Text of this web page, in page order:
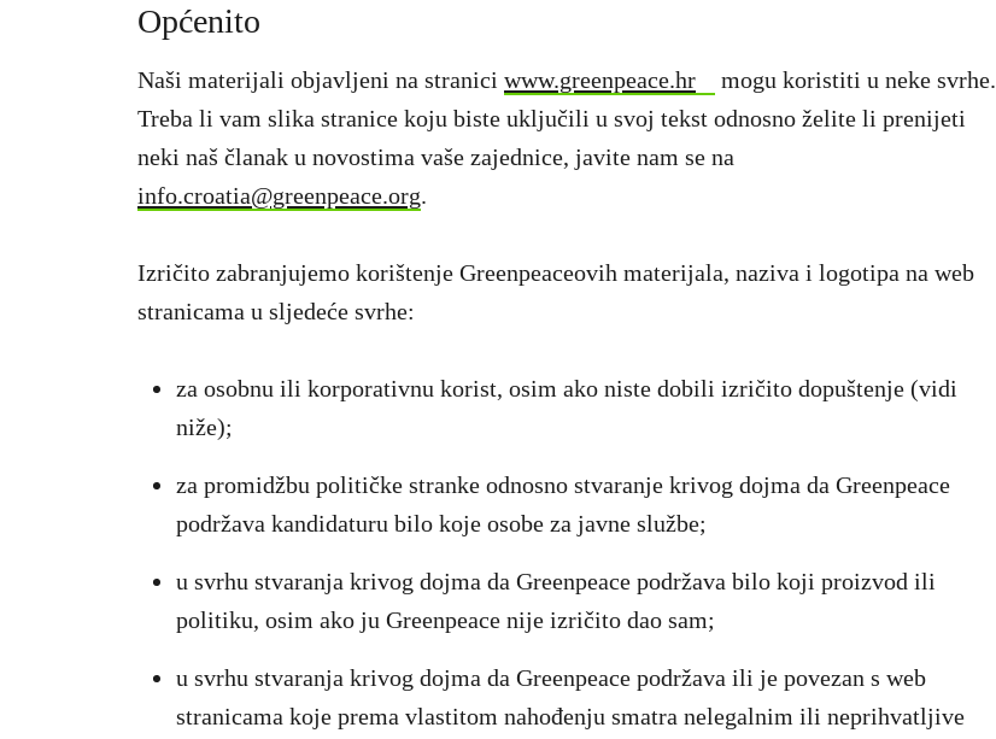
Općenito
Naši materijali objavljeni na stranici www.greenpeace.hr
mogu koristiti u neke svrhe.
Treba li vam slika stranice koju biste uključili u svoj tekst odnosno želite li prenijeti
neki naš članak u novostima vaše zajednice, javite nam se na
info.croatia@greenpeace.org.
Izričito zabranjujemo korištenje Greenpeaceovih materijala, naziva i logotipa na web
stranicama u sljedeće svrhe:
za osobnu ili korporativnu korist, osim ako niste dobili izričito dopuštenje (vidi
niže);
za promidžbu političke stranke odnosno stvaranje krivog dojma da Greenpeace
podržava kandidaturu bilo koje osobe za javne službe;
u svrhu stvaranja krivog dojma da Greenpeace podržava bilo koji proizvod ili
politiku, osim ako ju Greenpeace nije izričito dao sam;
u svrhu stvaranja krivog dojma da Greenpeace podržava ili je povezan s web
stranicama koje prema vlastitom nahođenju smatra nelegalnim ili neprihvatljive